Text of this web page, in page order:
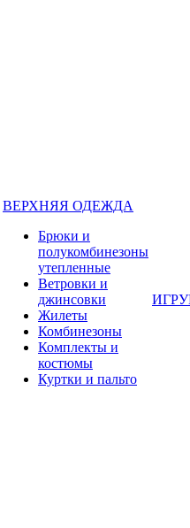
ВЕРХНЯЯ ОДЕЖДА
Брюки и
полукомбинезоны
утепленные
Ветровки и
джинсовки
Жилеты
Комбинезоны
Комплекты и
костюмы
Куртки и пальто